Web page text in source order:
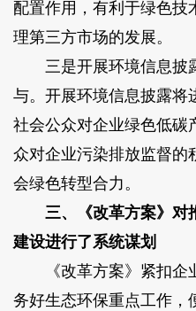
配置作用，有利于绿色技
理第三方市场的发展。
三是开展环境信息披
与。开展环境信息披露将
社会公众对企业绿色低碳
众对企业污染排放监督的
会绿色转型合力。
三、《改革方案》对
建设进行了系统谋划
《改革方案》紧扣企
务好生态环保重点工作，